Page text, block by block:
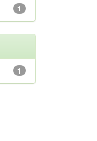
1
1